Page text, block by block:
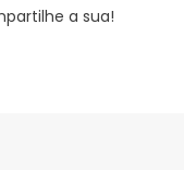
a sua!